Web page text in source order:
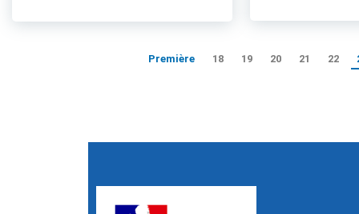
Première 18 19 20 21 22